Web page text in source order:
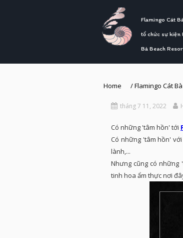
Flamingo Cát
tổ chức sự kiện
Bà Beach
Home /Flamingo Cát Bà
tháng 7 11, 2022
Có những 'tâm hồn' tới
Có những 'tâm hồn'
lành,...
Nhưng cũng có những
tinh hoa ẩm thực nơi